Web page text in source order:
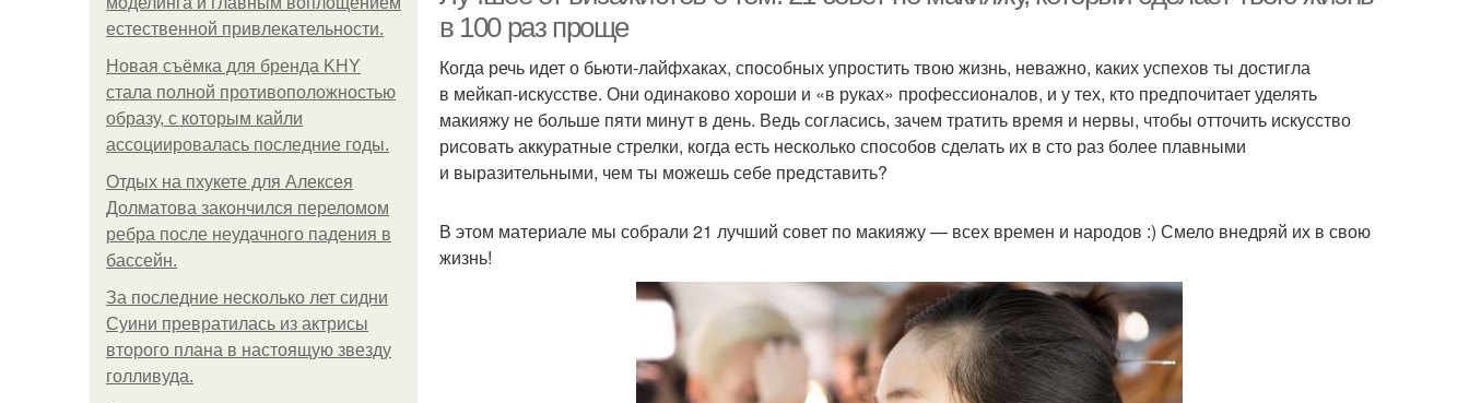
естественной привлекательности.
Новая съёмка для бренда KHY
стала полной противоположностью
образу, с которым кайли
ассоциировалась последние годы.
Отдых на пхукете для Алексея
Долматова закончился переломом
ребра после неудачного падения в
бассейн.
За последние несколько лет сидни
Суини превратилась из актрисы
второго плана в настоящую звезду
голливуда.
Базовые кисти
в 100 раз проще
Когда речь идет о бьюти-лайфхаках, способных упростить твою жизнь, неважно, каких успехов ты достигла
в мейкап-искусстве. Они одинаково хороши и «в руках» профессионалов, и у тех, кто предпочитает уделять
макияжу не больше пяти минут в день. Ведь согласись, зачем тратить время и нервы, чтобы отточить искусство
рисовать аккуратные стрелки, когда есть несколько способов сделать их в сто раз более плавными
и выразительными, чем ты можешь себе представить?
В этом материале мы собрали 21 лучший совет по макияжу — всех времен и народов :) Смело внедряй их в свою
жизнь!